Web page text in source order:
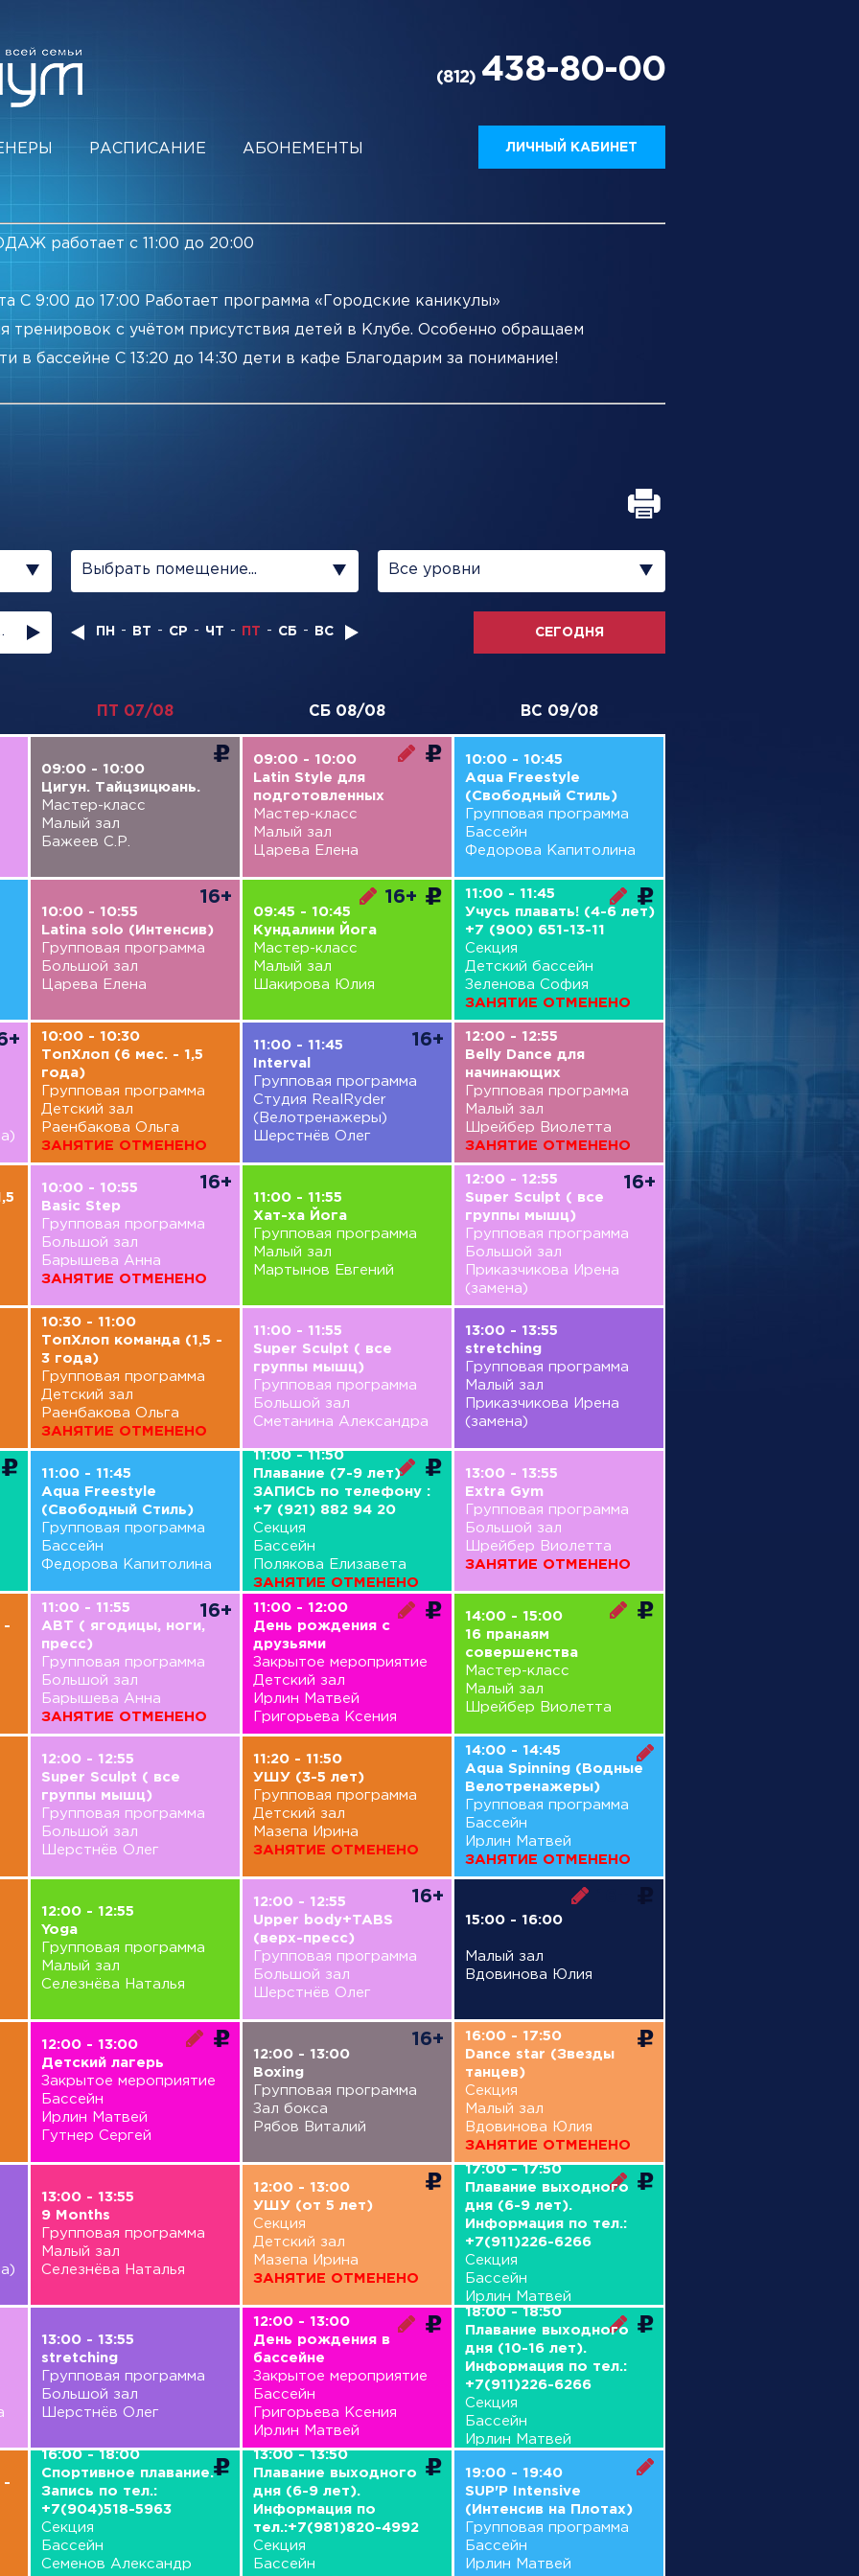
(812) 438-80-00
РАСПИСАНИЕ АБОНЕМЕНТЫ ЛИЧНЫЙ КАБИНЕТ
работает с 11:00 до 20:00
С 9:00 до 17:00 Работает программа «Городские каникулы»
тренировок с учётом присутствия детей в Клубе. Особенно обращаем
в бассейне С 13:20 до 14:30 дети в кафе Благодарим за понимание!
Выбрать помещение... Все уровни
СЕГОДНЯ
ПН ВТ СР ЧТ ПТ СБ ВС
-
-
ПТ 07/08
09:00 - 10:00
Цигун. Тайцзицюань.
Мастер-класс
Малый зал
Бажеев С.Р.
16+
10:00 - 10:55
Latina solo (Интенсив)
Групповая программа
Большой зал
Царева Елена
10:00 - 10:30
ТопХлоп (6 мес. - 1,5
года)
Групповая программа
Детский зал
Раенбакова Ольга
ЗАНЯТИЕ ОТМЕНЕНО
16+
10:00 - 10:55
Basic Step
Групповая программа
Большой зал
Барышева Анна
ЗАНЯТИЕ ОТМЕНЕНО
10:30 - 11:00
ТопХлоп команда (1,5 -
3 года)
Групповая программа
Детский зал
Раенбакова Ольга
ЗАНЯТИЕ ОТМЕНЕНО
11:00 - 11:45
Aqua Freestyle
(Свободный Стиль)
Групповая программа
Бассейн
Федорова Капитолина
16+
11:00 - 11:55
ABT ( ягодицы, ноги,
пресс)
Групповая программа
Большой зал
Барышева Анна
ЗАНЯТИЕ ОТМЕНЕНО
12:00 - 12:55
Super Sculpt ( все
группы мышц)
Групповая программа
Большой зал
Шерстнёв Олег
12:00 - 12:55
Yoga
Групповая программа
Малый зал
Селезнёва Наталья
12:00 - 13:00
Детский лагерь
Закрытое мероприятие
Бассейн
Ирлин Матвей
Гутнер Сергей
13:00 - 13:55
9 Months
Групповая программа
Малый зал
Селезнёва Наталья
13:00 - 13:55
stretching
Групповая программа
Большой зал
Шерстнёв Олег
16:00 - 18:00
Спортивное плавание.
Запись по тел.:
+7(904)518-5963
Секция
Бассейн
Семенов Александр
СБ 08/08
09:00 - 10:00
Latin Style для
подготовленных
Мастер-класс
Малый зал
Царева Елена
16+
09:45 - 10:45
Кундалини Йога
Мастер-класс
Малый зал
Шакирова Юлия
16+
11:00 - 11:45
Interval
Групповая программа
Студия RealRyder
(Велотренажеры)
Шерстнёв Олег
11:00 - 11:55
Хат-ха Йога
Групповая программа
Малый зал
Мартынов Евгений
11:00 - 11:55
Super Sculpt ( все
группы мышц)
Групповая программа
Большой зал
Сметанина Александра
11:00 - 11:50
Плавание (7-9 лет)
ЗАПИСЬ по телефону :
+7 (921) 882 94 20
Секция
Бассейн
Полякова Елизавета
ЗАНЯТИЕ ОТМЕНЕНО
11:00 - 12:00
День рождения с
друзьями
Закрытое мероприятие
Детский зал
Ирлин Матвей
Григорьева Ксения
11:20 - 11:50
УШУ (3-5 лет)
Групповая программа
Детский зал
Мазепа Ирина
ЗАНЯТИЕ ОТМЕНЕНО
16+
12:00 - 12:55
Upper body+TABS
(верх-пресс)
Групповая программа
Большой зал
Шерстнёв Олег
16+
12:00 - 13:00
Boxing
Групповая программа
Зал бокса
Рябов Виталий
12:00 - 13:00
УШУ (от 5 лет)
Секция
Детский зал
Мазепа Ирина
ЗАНЯТИЕ ОТМЕНЕНО
12:00 - 13:00
День рождения в
бассейне
Закрытое мероприятие
Бассейн
Григорьева Ксения
Ирлин Матвей
13:00 - 13:50
Плавание выходного
дня (6-9 лет).
Информация по
тел.:+7(981)820-4992
Секция
Бассейн
ВС 09/08
10:00 - 10:45
Aqua Freestyle
(Свободный Стиль)
Групповая программа
Бассейн
Федорова Капитолина
11:00 - 11:45
Учусь плавать! (4-6 лет)
+7 (900) 651-13-11
Секция
Детский бассейн
Зеленова София
ЗАНЯТИЕ ОТМЕНЕНО
12:00 - 12:55
Belly Dance для
начинающих
Групповая программа
Малый зал
Шрейбер Виолетта
ЗАНЯТИЕ ОТМЕНЕНО
16+
12:00 - 12:55
Super Sculpt ( все
группы мышц)
Групповая программа
Большой зал
Приказчикова Ирена
(замена)
13:00 - 13:55
stretching
Групповая программа
Малый зал
Приказчикова Ирена
(замена)
13:00 - 13:55
Extra Gym
Групповая программа
Большой зал
Шрейбер Виолетта
ЗАНЯТИЕ ОТМЕНЕНО
14:00 - 15:00
16 пранаям
совершенства
Мастер-класс
Малый зал
Шрейбер Виолетта
14:00 - 14:45
Aqua Spinning (Водные
Велотренажеры)
Групповая программа
Бассейн
Ирлин Матвей
ЗАНЯТИЕ ОТМЕНЕНО
15:00 - 16:00
Малый зал
Вдовинова Юлия
16:00 - 17:50
Dance star (Звезды
танцев)
Секция
Малый зал
Вдовинова Юлия
ЗАНЯТИЕ ОТМЕНЕНО
17:00 - 17:50
Плавание выходного
дня (6-9 лет).
Информация по тел.:
+7(911)226-6266
Секция
Бассейн
Ирлин Матвей
18:00 - 18:50
Плавание выходного
дня (10-16 лет).
Информация по тел.:
+7(911)226-6266
Секция
Бассейн
Ирлин Матвей
19:00 - 19:40
SUP'P Intensive
(Интенсив на Плотах)
Групповая программа
Бассейн
Ирлин Матвей